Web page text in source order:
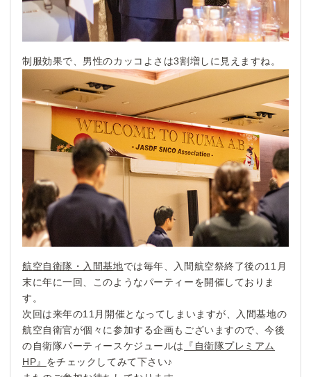
制服効果で、男性のカッコよさは3割増しに見えますね。
航空自衛隊・入間基地では毎年、入間航空祭終了後の11月
末に年に一回、このようなパーティーを開催しておりま
す。
次回は来年の11月開催となってしまいますが、入間基地の
航空自衛官が個々に参加する企画もございますので、今後
の自衛隊パーティースケジュールは
『自衛隊プレミアム
HP』 をチェックしてみて下さい♪